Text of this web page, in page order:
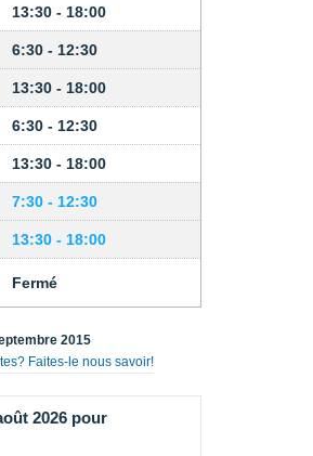
13:30 - 18:00
6:30 - 12:30
13:30 - 18:00
6:30 - 12:30
13:30 - 18:00
7:30 - 12:30
13:30 - 18:00
Fermé
2015
Faites-le nous savoir!
2026 pour